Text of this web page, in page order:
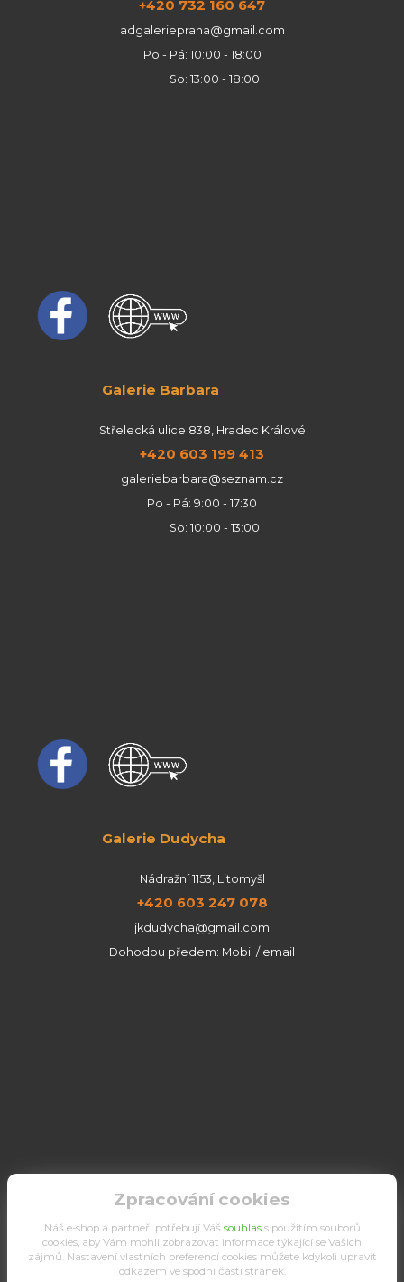
+420 732 160 647
adgaleriepraha@gmail.com
Po - Pá: 10:00 - 18:00
So: 13:00 - 18:00
Galerie Barbara
Střelecká ulice 838, Hradec Králové
+420 603 199 413
galeriebarbara@seznam.cz
Po - Pá: 9:00 - 17:30
So: 10:00 - 13:00
Galerie Dudycha
Nádražní 1153, Litomyšl
+420 603 247 078
jkdudycha@gmail.com
Dohodou předem: Mobil / email
Zpracování cookies
Náš e-shop a partneři potřebují Váš souhlass použitím souborů
cookies, aby Vám mohli zobrazovat informace týkající se Vašich
zájmů. Nastavení vlastních preferencí cookies můžete kdykoli upravit
odkazem ve spodní části stránek.